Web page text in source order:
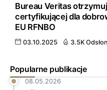
Popularne publikacje
08.05.2026
Bureau Veritas
certyfikującej dla
EU RFNBO
03.10.2025 3.5K